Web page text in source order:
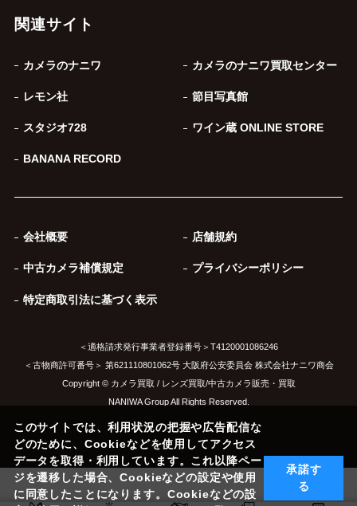
関連サイト
カメラのナニワ カメラのナニワ買取センター
レモン社 節目写真館
スタジオ728 ワイン蔵 ONLINE STORE
BANANA RECORD
会社概要 店舗規約
中古カメラ補償規定 プライバシーポリシー
特定商取引法に基づく表示
＜適格請求発行事業者登録番号＞T4120001086246
＜古物商許可番号＞ 第621110801062号 大阪府公安委員会 株式会社ナニワ商会
Copyright © カメラ買取 / レンズ買取/中古カメラ販売・買取
NANIWA Group All Rights Reserved.
このサイトでは、利用状況の把握や広告配信な
どのために、Cookieなどを使用してアクセス
データを取得・利用しています。これ以降ペー
ジを遷移した場合、Cookieなどの設定や使用
に同意したことになります。Cookieなどの設
承諾す
る